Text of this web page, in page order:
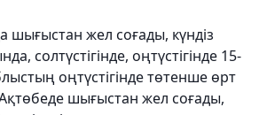
шығыстан жел соғады, күндіз
солтүстігінде, оңтүстігінде 15-
оңтүстігінде төтенше өрт
Ақтөбеде шығыстан жел соғады,